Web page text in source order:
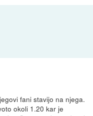
fani stavijo na njega.
okoli 1.20 kar je